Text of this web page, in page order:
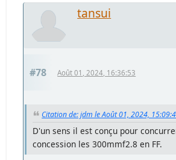
tansui
#78 Août 01, 2024, 16:36:53
Citation de: jdm le Août 01, 2024,
D'un sens il est conçu pour
concession les 300mmf2.8 en FF.